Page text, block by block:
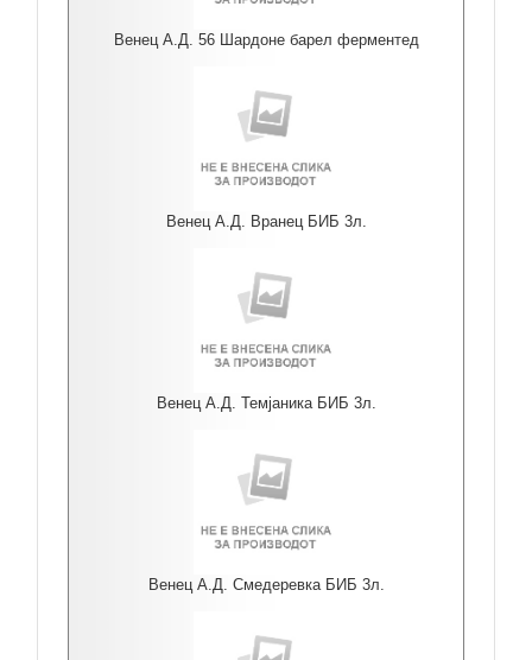
Венец А.Д. 56 Шардоне барел ферментед
Венец А.Д. Вранец БИБ 3л.
Венец А.Д. Темјаника БИБ 3л.
Венец А.Д. Смедеревка БИБ 3л.